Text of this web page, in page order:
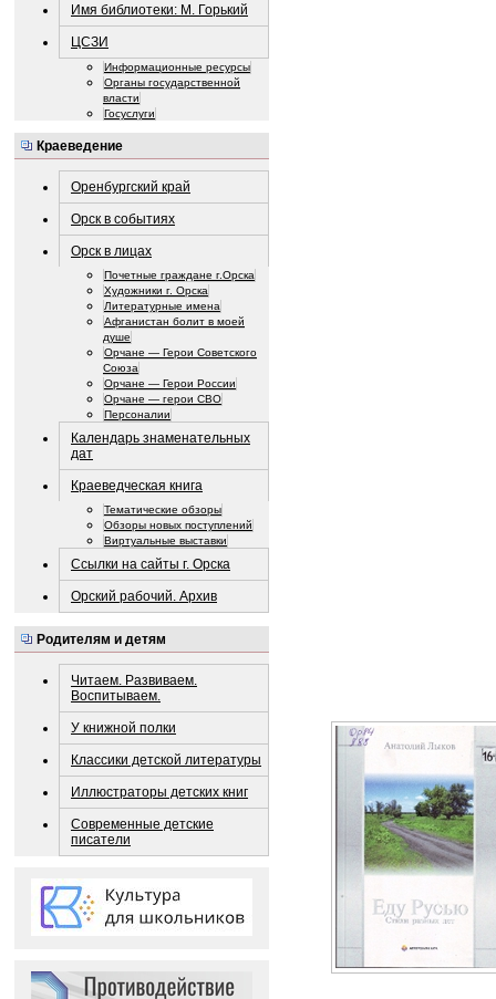
Имя библиотеки: М. Горький
ЦСЗИ
Информационные ресурсы
Органы государственной
власти
Госуслуги
Краеведение
Оренбургский край
Орск в событиях
Орск в лицах
Почетные граждане г.Орска
Художники г. Орска
Литературные имена
Афганистан болит в моей
душе
Орчане — Герои Советского
Союза
Орчане — Герои России
Орчане — герои СВО
Персоналии
Календарь знаменательных
дат
Краеведческая книга
Тематические обзоры
Обзоры новых поступлений
Виртуальные выставки
Ссылки на сайты г. Орска
Орский рабочий. Архив
Родителям и детям
Читаем. Развиваем.
Воспитываем.
У книжной полки
Классики детской литературы
Иллюстраторы детских книг
Современные детские
писатели